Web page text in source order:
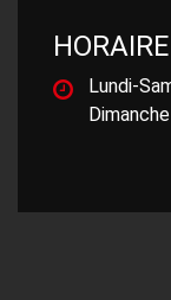
Lundi-